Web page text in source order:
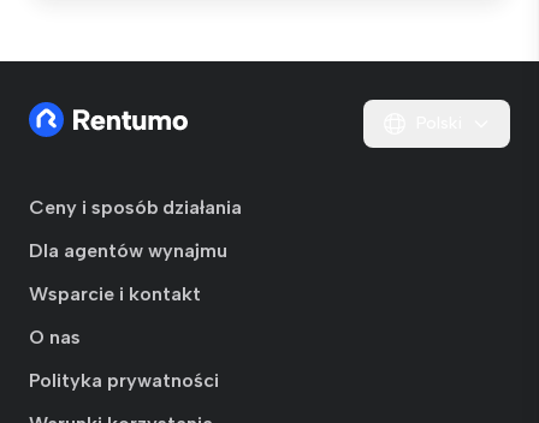
Ceny i sposób działania
Dla agentów wynajmu
Wsparcie i kontakt
O nas
Polityka prywatności